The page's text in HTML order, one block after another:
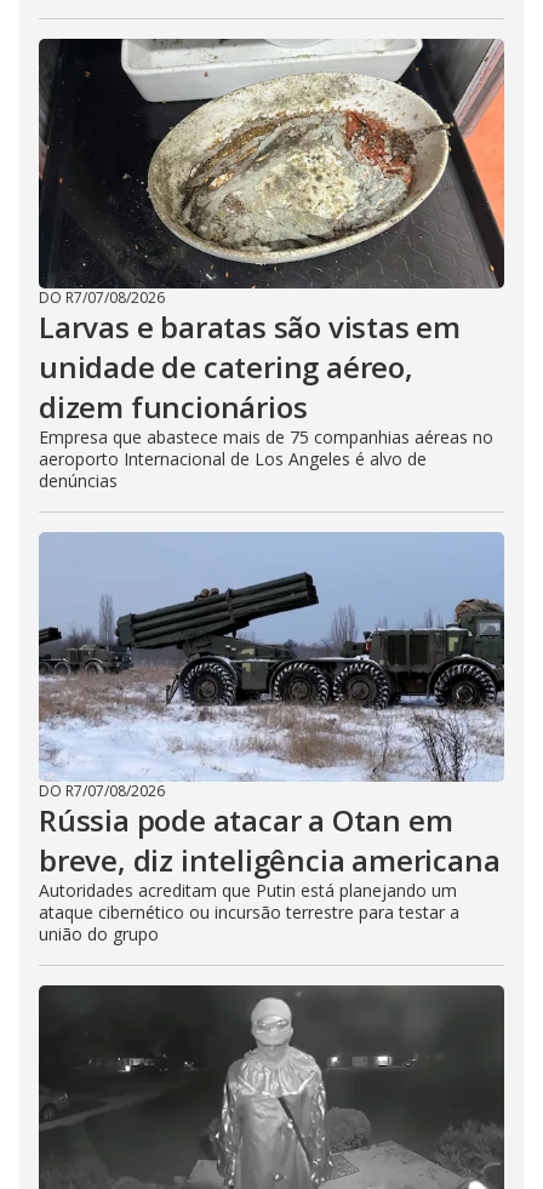
DO R7/07/08/2026
Larvas e baratas são vistas em
unidade de catering aéreo,
dizem funcionários
Empresa que abastece mais de 75 companhias aéreas no
aeroporto Internacional de Los Angeles é alvo de
denúncias
DO R7/07/08/2026
Rússia pode atacar a Otan em
breve, diz inteligência americana
Autoridades acreditam que Putin está planejando um
ataque cibernético ou incursão terrestre para testar a
união do grupo